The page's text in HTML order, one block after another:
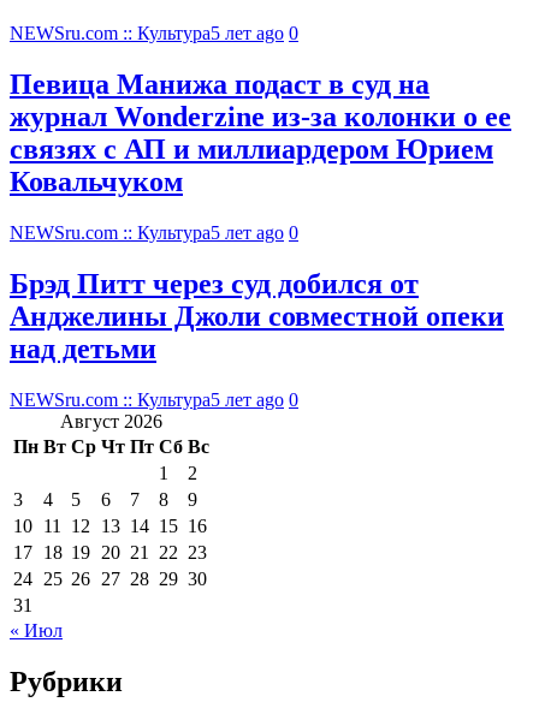
NEWSru.com :: Культура5 лет ago 0
Певица Манижа подаст в суд на
журнал Wonderzine из-за колонки о ее
связях с АП и миллиардером Юрием
Ковальчуком
NEWSru.com :: Культура5 лет ago 0
Брэд Питт через суд добился от
Анджелины Джоли совместной опеки
над детьми
NEWSru.com :: Культура5 лет ago 0
Август 2026
Пн Вт Ср Чт Пт Сб Вс
1
2
3
4 5 6 7 8
9
10 11 12 13 14 15 16
17 18 19 20 21 22 23
24 25 26 27 28 29 30
31
« Июл
Рубрики